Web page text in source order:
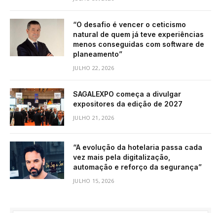
“O desafio é vencer o ceticismo
natural de quem já teve experiências
menos conseguidas com software de
planeamento”
JULHO 22, 2026
SAGALEXPO começa a divulgar
expositores da edição de 2027
JULHO 21, 2026
“A evolução da hotelaria passa cada
vez mais pela digitalização,
automação e reforço da segurança”
JULHO 15, 2026